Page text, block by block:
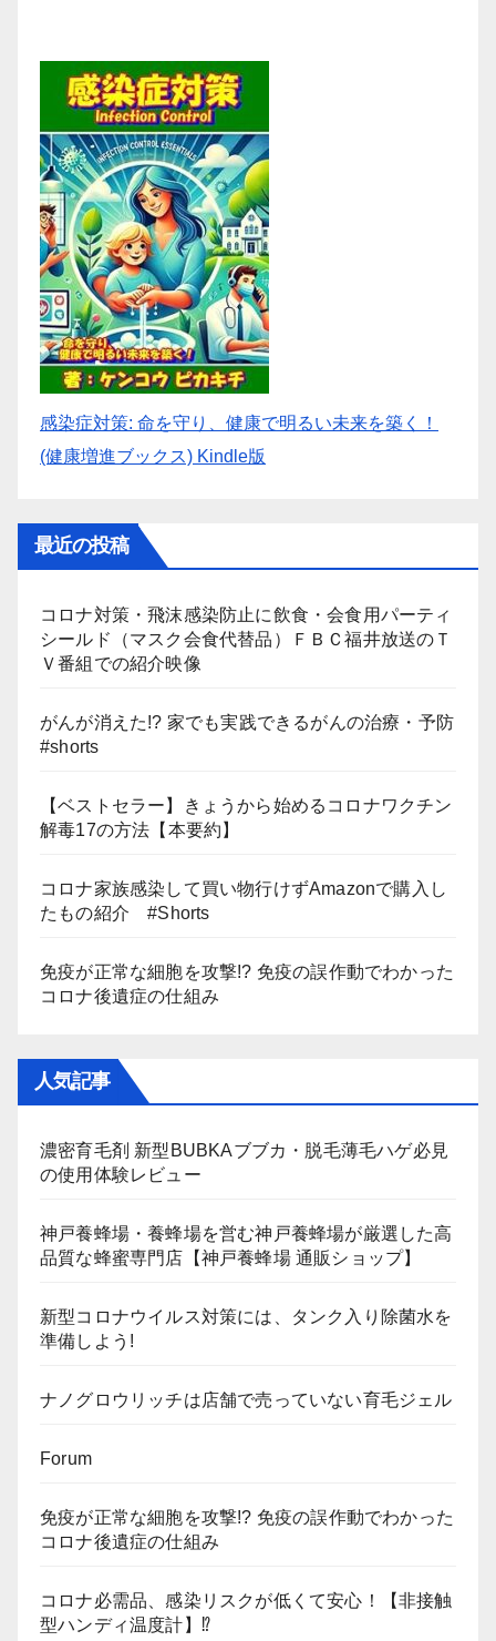
感染症対策: 命を守り、健康で明るい未来を築く！
(健康増進ブックス) Kindle版
最近の投稿
コロナ対策・飛沫感染防止に飲食・会食用パーティ
シールド（マスク会食代替品）ＦＢＣ福井放送のＴ
Ｖ番組での紹介映像
がんが消えた!? 家でも実践できるがんの治療・予防
#shorts
【ベストセラー】きょうから始めるコロナワクチン
解毒17の方法【本要約】
コロナ家族感染して買い物行けずAmazonで購入し
たもの紹介 #Shorts
免疫が正常な細胞を攻撃!? 免疫の誤作動でわかった
コロナ後遺症の仕組み
人気記事
濃密育毛剤 新型BUBKAブブカ・脱毛薄毛ハゲ必見
の使用体験レビュー
神戸養蜂場・養蜂場を営む神戸養蜂場が厳選した高
品質な蜂蜜専門店【神戸養蜂場 通販ショップ】
新型コロナウイルス対策には、タンク入り除菌水を
準備しよう!
ナノグロウリッチは店舗で売っていない育毛ジェル
Forum
免疫が正常な細胞を攻撃!? 免疫の誤作動でわかった
コロナ後遺症の仕組み
コロナ必需品、感染リスクが低くて安心！【非接触
型ハンディ温度計】⁉